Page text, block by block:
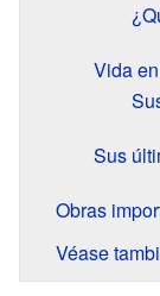
Vida
Sus
Obras
Véase